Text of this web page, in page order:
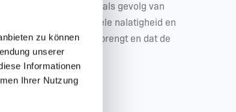
zu können
unserer
Informationen
Ihrer Nutzung
kunnen indienen als gevolg van
voor eventuele nalatigheid en
met zich meebrengt en dat de